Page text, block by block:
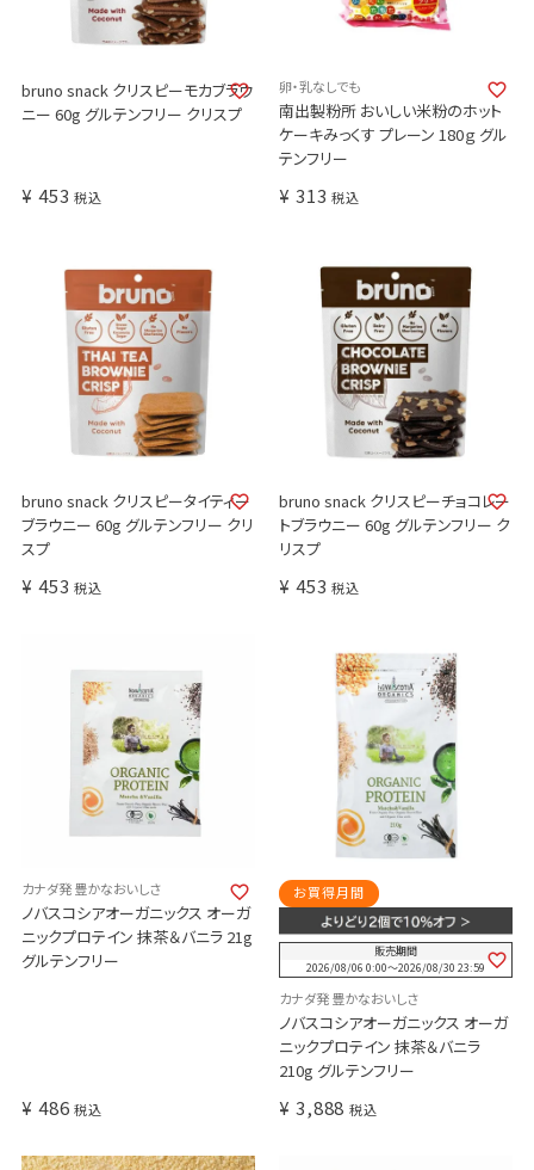
bruno snack クリスピーモカブラウ
ニー 60g グルテンフリー クリスプ
¥ 453 税込
卵・乳なしでも
南出製粉所 おいしい米粉のホット
ケーキみっくす プレーン 180ｇ グル
テンフリー
¥ 313 税込
bruno snack クリスピータイティー
ブラウニー 60g グルテンフリー クリ
スプ
¥ 453 税込
bruno snack クリスピーチョコレー
トブラウニー 60g グルテンフリー ク
リスプ
¥ 453 税込
カナダ発 豊かなおいしさ
ノバスコシアオーガニックス オーガ
ニックプロテイン 抹茶＆バニラ 21g
グルテンフリー
¥ 486 税込
お買得月間
販売期間
2026/08/06 0:00〜2026/08/30 23:59
カナダ発 豊かなおいしさ
ノバスコシアオーガニックス オーガ
ニックプロテイン 抹茶＆バニラ
210g グルテンフリー
¥ 3,888 税込